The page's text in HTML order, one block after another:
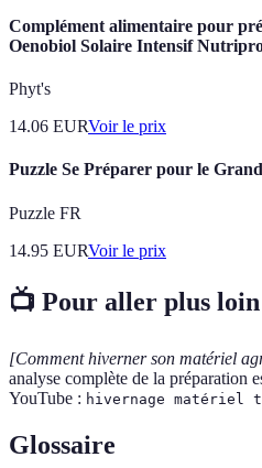
Complément alimentaire pour
Oenobiol Solaire Intensif
Phyt's
14.06 EURVoir le prix
Puzzle Se Préparer pour le
Puzzle FR
14.95 EURVoir le prix
📺 Pour aller plus
[Comment hiverner son matériel
analyse complète de la préparation
YouTube : hivernage matériel
Glossaire